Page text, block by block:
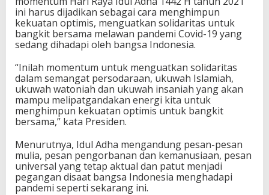
b
a
r
V
i
t
u
a
l
D
i
i
m
p
i
n
ini harus dijadikan sebagai cara menghimpun
kekuatan optimis, menguatkan solidaritas untuk
bangkit bersama melawan pandemi Covid-19 yang
sedang dihadapi oleh bangsa Indonesia.
“Inilah momentum untuk menguatkan solidaritas
dalam semangat persodaraan, ukuwah Islamiah,
ukuwah watoniah dan ukuwah insaniah yang akan
mampu melipatgandakan energi kita untuk
menghimpun kekuatan optimis untuk bangkit
bersama,” kata Presiden.
Menurutnya, Idul Adha mengandung pesan-pesan
mulia, pesan pengorbanan dan kemanusiaan, pesan
universal yang tetap aktual dan patut menjadi
pegangan disaat bangsa Indonesia menghadapi
pandemi seperti sekarang ini.